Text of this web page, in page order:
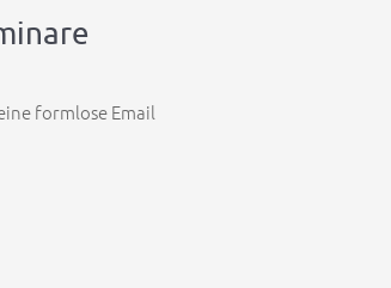
formlose Email